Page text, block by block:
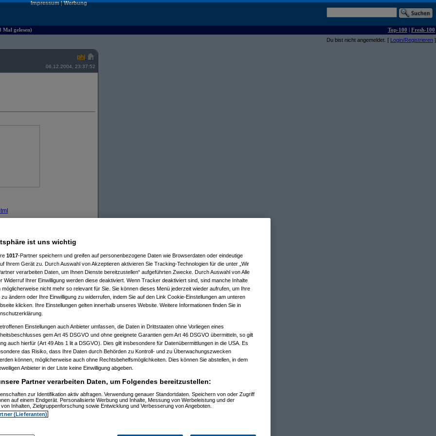
Impressum|Werbung
Mal gelesen) Top-100 | Fresh-100
Du bist nicht angemeldet. [ Login/Registrieren ]
phj
06.12.2004, 23:37:52
ist uns wichtig
1017-Partner speichern und greifen auf personenbezogene Daten wie Browserdaten oder eindeutige
Ihrem Gerät zu. Durch Auswahl von Akzeptieren aktivieren Sie Tracking-Technologien für die unter „Wir
verarbeiten Daten, um Ihnen Dienste bereitzustellen“ aufgeführten Zwecke. Durch Auswahl von Alle
Widerruf Ihrer Einwilligung werden diese deaktiviert. Wenn Tracker deaktiviert sind, sind manche Inhalte
möglicherweise nicht mehr so relevant für Sie. Sie können dieses Menü jederzeit wieder aufrufen, um Ihre
zu ändern oder Ihre Einwilligung zu widerrufen, indem Sie auf den Link Cookie-Einstellungen am unteren
klicken. Ihre Einstellungen gelten innerhalb unseres Website. Weitere Informationen finden Sie in
Einstellungen auch Anbieter umfassen, die Daten in Drittstaaten ohne Vorliegen eines
gem Art 45 DSGVO und ohne geeignete Garantien gem Art 46 DSGVO übermitteln, so gilt
auch hierfür (Art 49 Abs 1 lit a DSGVO). Dies gilt insbesondere für Datenübermittlungen in die USA. Es
das Risiko, dass Ihre Daten durch Behörden zu Kontroll- und zu Überwachungszwecken
können, möglicherweise auch ohne Rechtsbehelfsmöglichkeiten. Dies können Sie abstellen, in dem
Anbieter in der Liste keine Einwilligung abgeben.
Partner verarbeiten Daten, um Folgendes bereitzustellen:
zur Identifikation aktiv abfragen. Verwendung genauer Standortdaten. Speichern von oder Zugriff
auf einem Endgerät. Personalisierte Werbung und Inhalte, Messung von Werbeleistung und der
Inhalten, Zielgruppenforschung sowie Entwicklung und Verbesserung von Angeboten.
(Lieferanten)